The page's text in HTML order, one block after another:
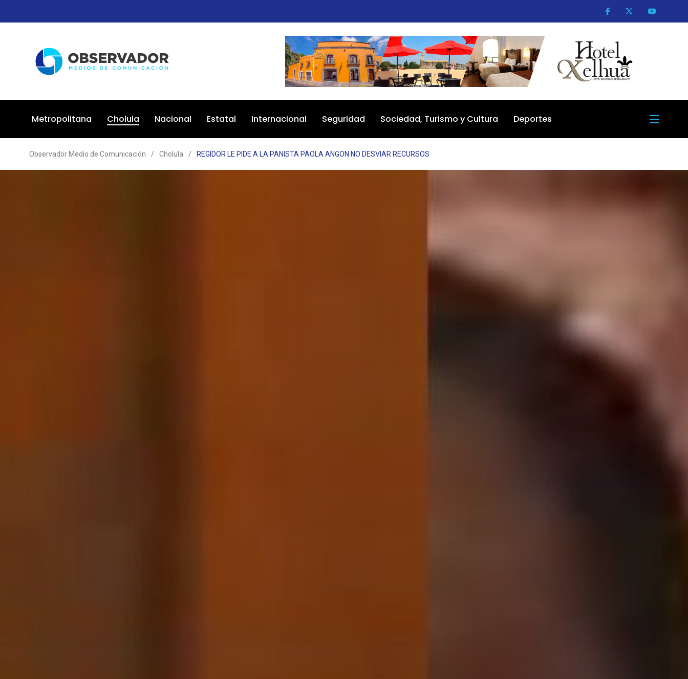
Metropolitana Cholula Nacional Estatal Internacional Seguridad Sociedad, Turismo y Cultura Deportes
Observador Medio de Comunicación / Cholula / REGIDOR LE PIDE A LA PANISTA PAOLA ANGON NO DESVIAR RECURSOS